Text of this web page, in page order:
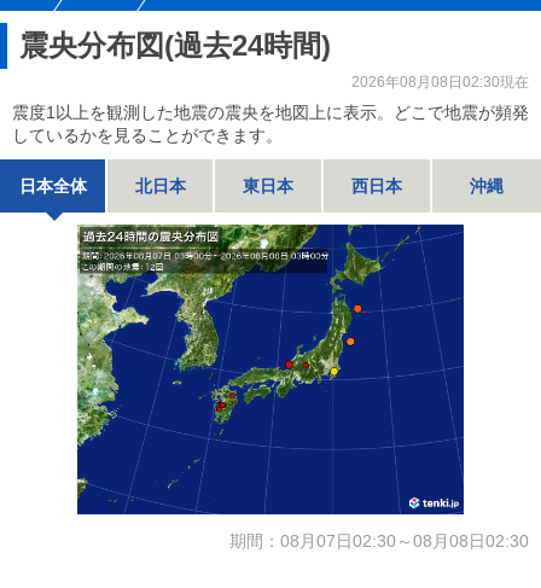
震央分布図(過去24時間)
2026年08月08日02:30現在
震度1以上を観測した地震の震央を地図上に表示。どこで地震が頻発
しているかを見ることができます。
日本全体 北日本 東日本 西日本 沖縄
期間：08月07日02:30～08月08日02:30